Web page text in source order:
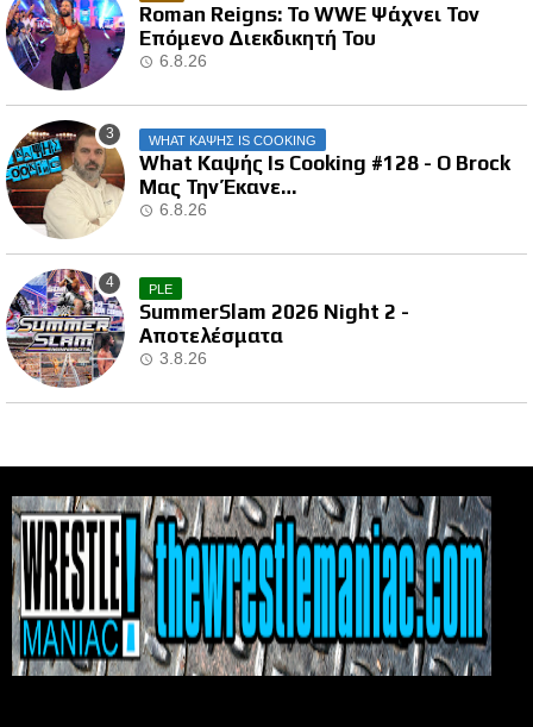
Roman Reigns: Το WWE Ψάχνει Τον
Επόμενο Διεκδικητή Του
6.8.26
WHAT ΚΑΨΗΣ IS COOKING
What Καψής Is Cooking #128 - Ο Brock
Μας Την Έκανε…
6.8.26
PLE
SummerSlam 2026 Night 2 -
Αποτελέσματα
3.8.26